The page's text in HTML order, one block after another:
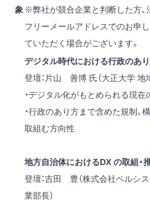
象 ※弊社が競合企業と判断した方、
フリーメールアドレスでのお申
ていただく場合がございます。
デジタル時代における行政のあ
登壇：片山 善博 氏（大正大学 地
・デジタル化がもとめられる現在
・行政のあり方まで含めた規制
取組む方向性
地方自治体におけるDX の取組・
登壇：吉田 豊（株式会社ベルシ
業部長）